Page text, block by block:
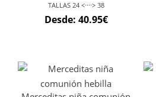
TALLAS 24 <····> 38
Desde: 40.95€